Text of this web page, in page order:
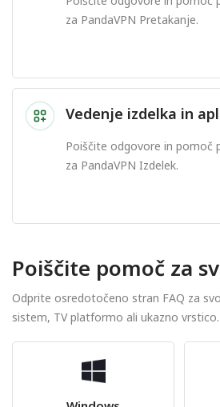
za PandaVPN Pretakanje.
Vedenje izdelka in
Poiščite odgovore in pomoč
za PandaVPN Izdelek.
Poiščite pomoč za
Odprite osredotočeno stran FAQ za
sistem, TV platformo ali ukazno vrstico.